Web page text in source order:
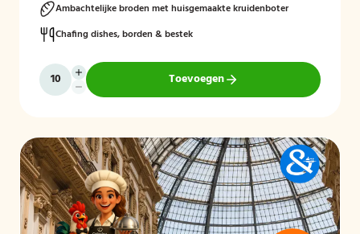
Ambachtelijke broden met huisgemaakte kruidenboter
Chafing dishes, borden & bestek
Toevoegen